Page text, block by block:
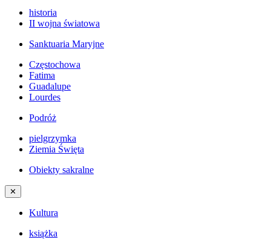
historia
II wojna światowa
Sanktuaria Maryjne
Częstochowa
Fatima
Guadalupe
Lourdes
Podróż
pielgrzymka
Ziemia Święta
Obiekty sakralne
✕
Kultura
książka